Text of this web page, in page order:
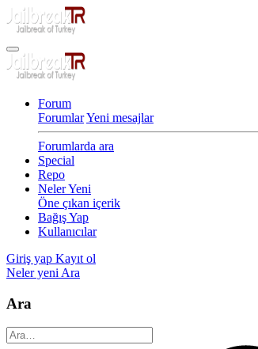
Forum
ForumlarYeni mesajlar
Forumlarda ara
Special
Repo
Neler Yeni
Öne çıkan içerik
Bağış Yap
Kullanıcılar
Giriş yap Kayıt ol
Neler yeni Ara
Ara